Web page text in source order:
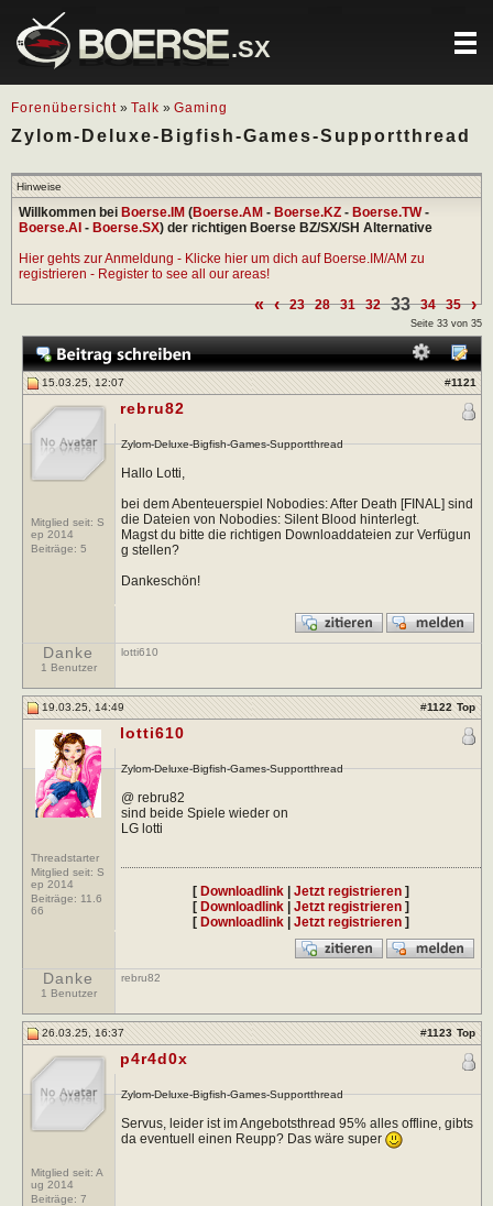
.SX
Forenübersicht » Talk » Gaming
Zylom-Deluxe-Bigfish-Games-Supportthread
Hinweise
Willkommen bei Boerse.IM (Boerse.AM - Boerse.KZ - Boerse.TW-
Boerse.AI - Boerse.SX) der richtigen Boerse BZ/SX/SH Alternative
Hier gehts zur Anmeldung - Klicke hier um dich auf Boerse.IM/AM zu
registrieren - Register to see all our areas!
« ‹ 23 28 31 32 33 34 35 ›
Seite 33 von 35
15.03.25, 12:07 #1121
Mitglied seit: S
ep 2014
Beiträge: 5
rebru82
Zylom-Deluxe-Bigfish-Games-Supportthread
Hallo Lotti,
bei dem Abenteuerspiel Nobodies: After Death [FINAL] sind
die Dateien von Nobodies: Silent Blood hinterlegt.
Magst du bitte die richtigen Downloaddateien zur Verfügun
g stellen?
Dankeschön!
Danke
1 Benutzer
lotti610
19.03.25, 14:49 #1122 Top
Threadstarter
Mitglied seit: S
ep 2014
Beiträge: 11.6
66
lotti610
Zylom-Deluxe-Bigfish-Games-Supportthread
@ rebru82
sind beide Spiele wieder on
LG lotti
[ Downloadlink| Jetzt registrieren]
[ Downloadlink| Jetzt registrieren]
[ Downloadlink| Jetzt registrieren]
Danke
1 Benutzer
rebru82
26.03.25, 16:37 #1123 Top
Mitglied seit: A
ug 2014
Beiträge: 7
p4r4d0x
Zylom-Deluxe-Bigfish-Games-Supportthread
Servus, leider ist im Angebotsthread 95% alles offline, gibts
da eventuell einen Reupp? Das wäre super